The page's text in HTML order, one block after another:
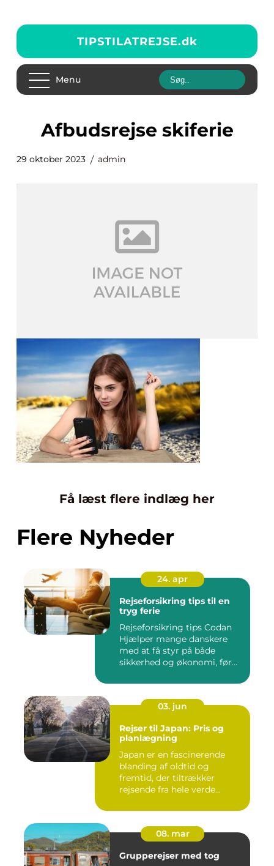
TIPSTILATREJSE.dk
Menu
afbudsrejse skiferie
29 oktober 2023 admin
Få læst flere indlæg her
Flere Nyheder
24. apr
Rejseforsikring tips til en
tryg ferie
Rejseforsikring tips Codan
Hjælper mange danskere
med at få styr på både
sikkerhed og økonomi, før
03. jun
Rejser til Japan: Pris og
planlægning
Japan er en fascinerende
blanding af oldtid og
fremtid, der tiltrækker
rejsende fra hele verde...
08. mar
Grupperejser med tog